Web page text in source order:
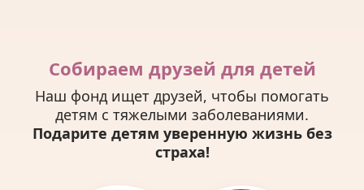
Собираем друзей для детей
Наш фонд ищет друзей, чтобы помогать
детям с тяжелыми заболеваниями.
Подарите детям уверенную жизнь без
страха!